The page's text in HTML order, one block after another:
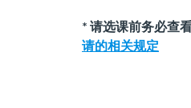
* 请选课前务必查
请的相关规定